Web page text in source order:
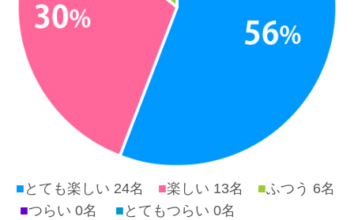
■ とても楽しい 24名 ■楽しい 13名 ■ふつう 6名
■つらい 0名 ■ とてもつらい 0名